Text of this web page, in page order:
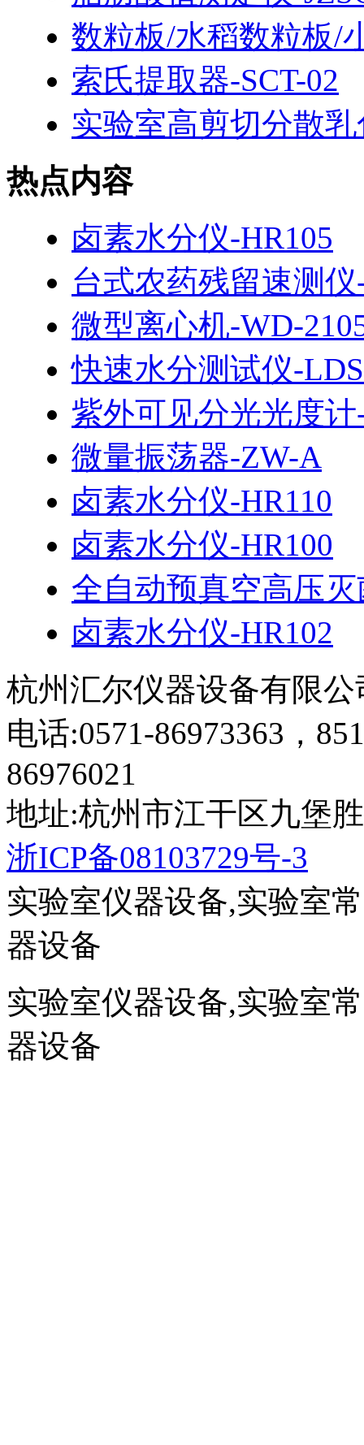
数粒板/水稻数粒板/
索氏提取器-SCT-02
实验室高剪切分散
热点内容
卤素水分仪-HR105
台式农药残留速测
微型离心机-WD-
快速水分测试仪-
紫外可见分光光度计
微量振荡器-ZW-A
卤素水分仪-HR110
卤素水分仪-HR100
全自动预真空高压
卤素水分仪-HR102
杭州汇尔仪器设备有限公
电话:0571-86973363，
86976021
地址:杭州市江干区九堡
浙ICP备08103729号-3
实验室仪器设备,实验室
器设备
实验室仪器设备,实验室
器设备